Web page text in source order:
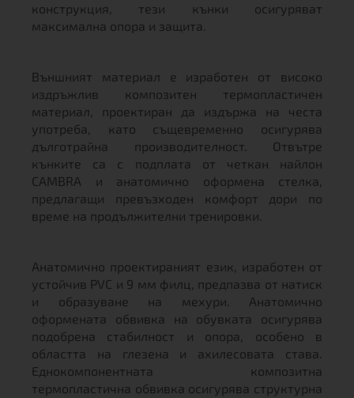
конструкция, тези кънки осигуряват
максимална опора и защита.
Външният материал е изработен от високо
издръжлив композитен термопластичен
материал, проектиран да издържа на честа
употреба, като същевременно осигурява
дълготрайна производителност. Отвътре
кънките са с подплата от четкан найлон
CAMBRA и анатомично оформена стелка,
предлагащи превъзходен комфорт дори по
време на продължителни тренировки.
Анатомично проектираният език, изработен от
устойчив PVC и 9 мм филц, предпазва от натиск
и образуване на мехури. Анатомично
оформената обвивка на обувката осигурява
подобрена стабилност и опора, особено в
областта на глезена и ахилесовата става.
Еднокомпонентната композитна
термопластична обвивка осигурява структурна